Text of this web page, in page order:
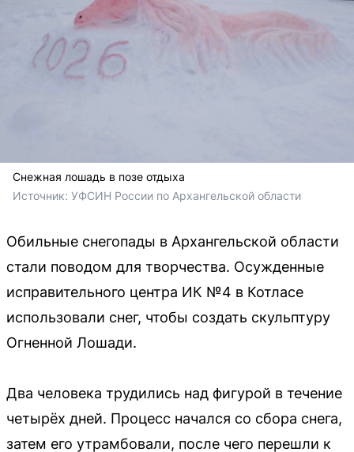
Снежная лошадь в позе отдыха
Источник: УФСИН России по Архангельской области
Обильные снегопады в Архангельской области
стали поводом для творчества. Осужденные
исправительного центра ИК №4 в Котласе
использовали снег, чтобы создать скульптуру
Огненной Лошади.
Два человека трудились над фигурой в течение
четырёх дней. Процесс начался со сбора снега,
затем его утрамбовали, после чего перешли к